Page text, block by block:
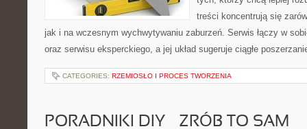
treści koncentrują się
jak i na wczesnym wychwytywaniu zaburzeń. Serwis łączy w
oraz serwisu eksperckiego, a jej układ sugeruje ciągłe
CATEGORIES: RZEMIOSŁO I PROCES TWORZENIA
PORADNIKI DIY – ZRÓB TO SAM